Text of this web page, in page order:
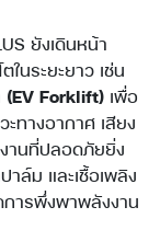
ยังเดินหน้า
นระยะยาว เช่น
(EV Forklift) เพื่อ
ทางอากาศ เสียง
านที่ปลอดภัยยิ่ง
าล์ม และเชื้อเพลิง
การพึ่งพาพลังงาน